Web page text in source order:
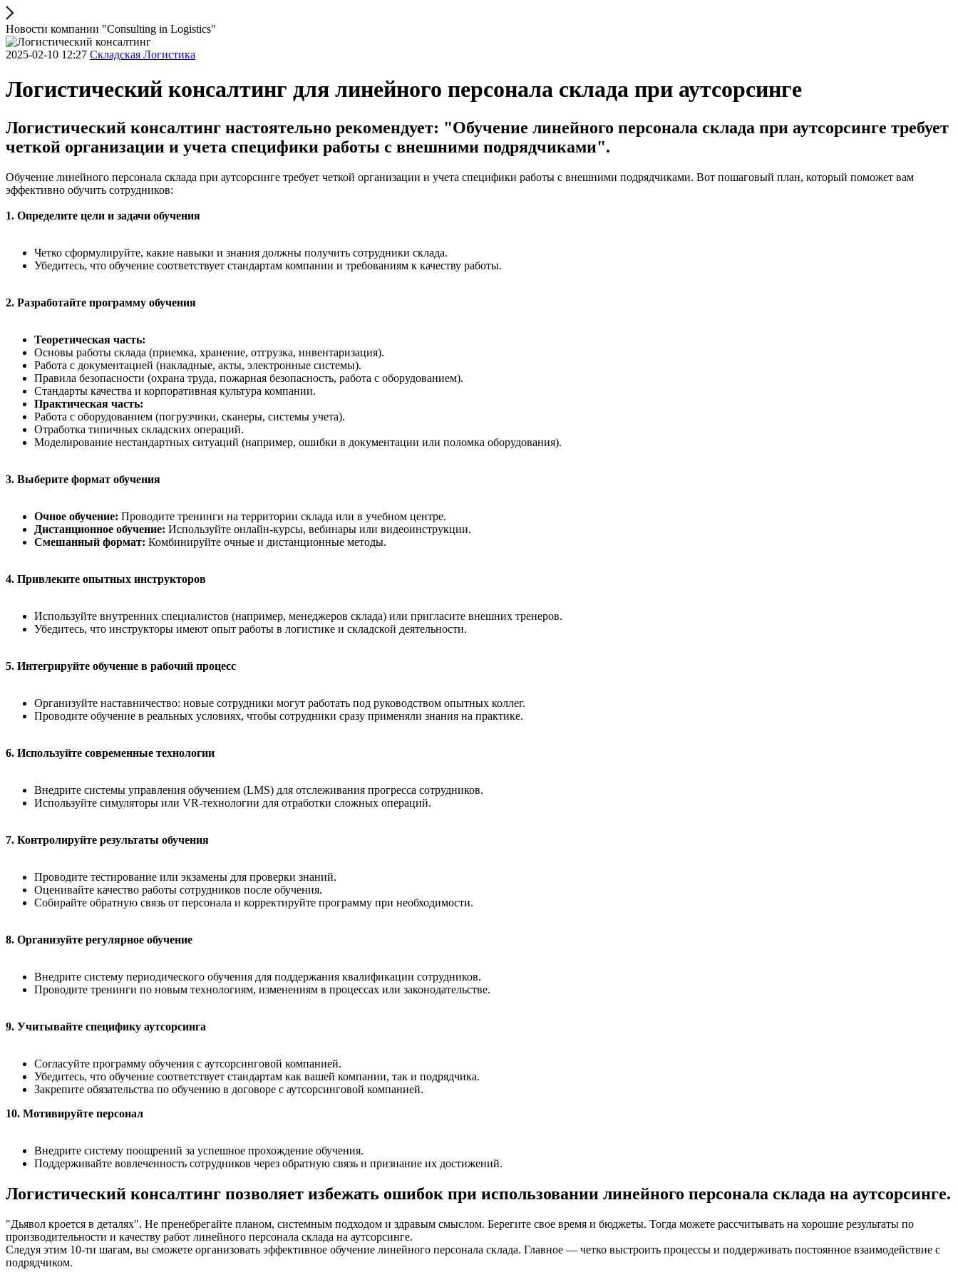
Новости компании "Consulting in Logistics"
2025-02-10 12:27 Складская Логистика
Логистический консалтинг для линейного персонала склада при аутсорсинге
Логистический консалтинг настоятельно рекомендует: "Обучение линейного персонала склада при аутсорсинге требует
четкой организации и учета специфики работы с внешними подрядчиками".
Обучение линейного персонала склада при аутсорсинге требует четкой организации и учета специфики работы с внешними подрядчиками. Вот пошаговый план, который поможет вам
эффективно обучить сотрудников:
1. Определите цели и задачи обучения
Четко сформулируйте, какие навыки и знания должны получить сотрудники склада.
Убедитесь, что обучение соответствует стандартам компании и требованиям к качеству работы.
2. Разработайте программу обучения
Теоретическая часть:
Основы работы склада (приемка, хранение, отгрузка, инвентаризация).
Работа с документацией (накладные, акты, электронные системы).
Правила безопасности (охрана труда, пожарная безопасность, работа с оборудованием).
Стандарты качества и корпоративная культура компании.
Практическая часть:
Работа с оборудованием (погрузчики, сканеры, системы учета).
Отработка типичных складских операций.
Моделирование нестандартных ситуаций (например, ошибки в документации или поломка оборудования).
3. Выберите формат обучения
Очное обучение: Проводите тренинги на территории склада или в учебном центре.
Дистанционное обучение: Используйте онлайн-курсы, вебинары или видеоинструкции.
Смешанный формат: Комбинируйте очные и дистанционные методы.
4. Привлеките опытных инструкторов
Используйте внутренних специалистов (например, менеджеров склада) или пригласите внешних тренеров.
Убедитесь, что инструкторы имеют опыт работы в логистике и складской деятельности.
5. Интегрируйте обучение в рабочий процесс
Организуйте наставничество: новые сотрудники могут работать под руководством опытных коллег.
Проводите обучение в реальных условиях, чтобы сотрудники сразу применяли знания на практике.
6. Используйте современные технологии
Внедрите системы управления обучением (LMS) для отслеживания прогресса сотрудников.
Используйте симуляторы или VR-технологии для отработки сложных операций.
7. Контролируйте результаты обучения
Проводите тестирование или экзамены для проверки знаний.
Оценивайте качество работы сотрудников после обучения.
Собирайте обратную связь от персонала и корректируйте программу при необходимости.
8. Организуйте регулярное обучение
Внедрите систему периодического обучения для поддержания квалификации сотрудников.
Проводите тренинги по новым технологиям, изменениям в процессах или законодательстве.
9. Учитывайте специфику аутсорсинга
Согласуйте программу обучения с аутсорсинговой компанией.
Убедитесь, что обучение соответствует стандартам как вашей компании, так и подрядчика.
Закрепите обязательства по обучению в договоре с аутсорсинговой компанией.
10. Мотивируйте персонал
Внедрите систему поощрений за успешное прохождение обучения.
Поддерживайте вовлеченность сотрудников через обратную связь и признание их достижений.
Логистический консалтинг позволяет избежать ошибок при использовании линейного персонала склада на аутсорсинге.
"Дьявол кроется в деталях". Не пренебрегайте планом, системным подходом и здравым смыслом. Берегите свое время и бюджеты. Тогда можете рассчитывать на хорошие результаты по
производительности и качеству работ линейного персонала склада на аутсорсинге.
Следуя этим 10-ти шагам, вы сможете организовать эффективное обучение линейного персонала склада. Главное — четко выстроить процессы и поддерживать постоянное взаимодействие с
подрядчиком.